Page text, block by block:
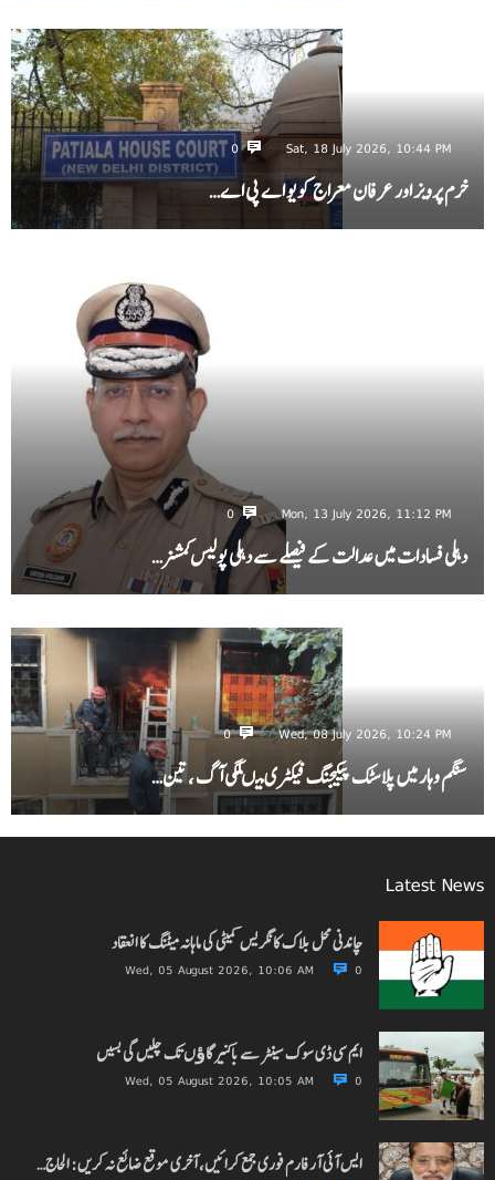
Sat, 18 July 2026, 10:44 PM
0
خرم پرویز اور عرفان معراج کو یو اے پی اے…
Mon, 13 July 2026, 11:12 PM
0
دہلی فسادات میں عدالت کے فیصلے سے دہلی پولیس کمشنر…
Wed, 08 July 2026, 10:24 PM
0
سنگم وہار میں پلاسٹک پیکیجنگ فیکٹری میںلگی آگ ، تین…
Latest News
چاندنی محل بلاک کانگریس کمیٹی کی ماہانہ میٹنگ کا انعقاد
Wed, 05 August 2026, 10:06 AM 0
ایم سی ڈی سوک سینٹر سے باکنیر گاﺅں تک چلیں گی بسیں
Wed, 05 August 2026, 10:05 AM 0
ایس آئی آر فارم فوری جمع کرائیں، آخری موقع ضائع نہ کریں: الحاج…